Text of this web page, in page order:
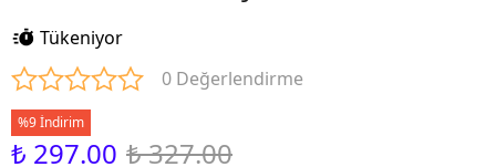
Tükeniyor
0 Değerlendirme
%9 İndirim
₺ 297.00 ₺ 327.00